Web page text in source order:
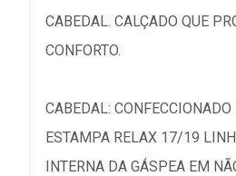
CABEDAL. CALÇADO QUE
CONFORTO.
CABEDAL: CONFECCIONADO
ESTAMPA RELAX 17/19
INTERNA DA GÁSPEA EM